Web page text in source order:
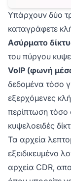
Υπάρχουν δύο
καταγράφετε
Ασύρματο
του πύργου
VoIP (φωνή
δεδομένα τόσο
εξερχόμενες
περίπτωση
κυψελοειδές
Τα αρχεία
εξειδικευμένο
αρχεία CDR,